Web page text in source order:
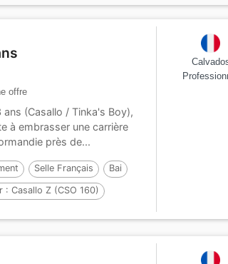
offre
(Casallo / Tinka's Boy),
à embrasser une carrière
près de...
Selle Français Bai
:Casallo Z (CSO 160)